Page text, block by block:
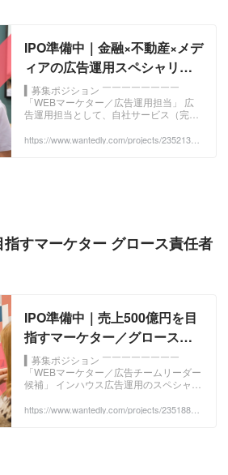
IPO準備中｜金融×不動産×メデ
ィアの広告運用スペシャリス
ト - 株式会社TAPPのWebマー
ケティングの採用 - Wantedly
▍募集ポジション ￣￣￣￣￣￣￣￣
「WEBマーケター／広告運用担当」 広
告運用担当として、自社サービス（完全
https://www.wantedly.com/projects/2352131?
すマーケター グロース責任者
IPO準備中｜売上500億円を目
指すマーケター／グロース責
任者候補 - 株式会社TAPPの
Webマーケティングの採用 -
Wantedly
▍募集ポジション ￣￣￣￣￣￣￣￣
「WEBマーケター／広告チームリーダー
候補」 インハウス広告運用のスペシャリ
https://www.wantedly.com/projects/2351889?